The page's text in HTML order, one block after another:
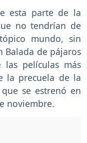
esta parte de la
no tendrían de
mundo, sin
Balada de pájaros
las películas más
la precuela de la
se estrenó en
noviembre.